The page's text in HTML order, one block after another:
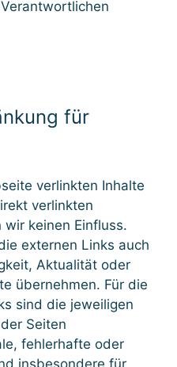
für
verlinkten Inhalte
verlinkten
keinen Einfluss.
externen Links auch
Aktualität oder
übernehmen. Für die
sind die jeweiligen
Seiten
fehlerhafte oder
insbesondere für